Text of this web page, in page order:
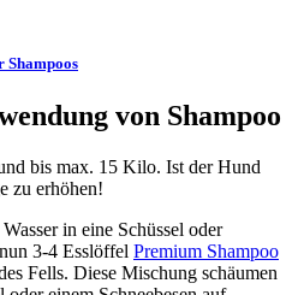
Shampoos
von Shampoo
bis max. 15 Kilo. Ist der Hund
zu erhöhen!
in eine Schüssel oder
3-4 Esslöffel Premium Shampoo
Fells. Diese Mischung schäumen